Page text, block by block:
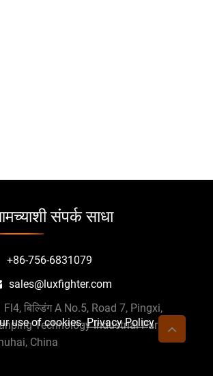
संपर्क साधा
+86-756-6831079
sales@luxfighter.com
Fl4, बिल्डिंग A No.5, Road 7, Pingxi,
Technology Industrial Park,
China
use of cookies.Privacy Policy